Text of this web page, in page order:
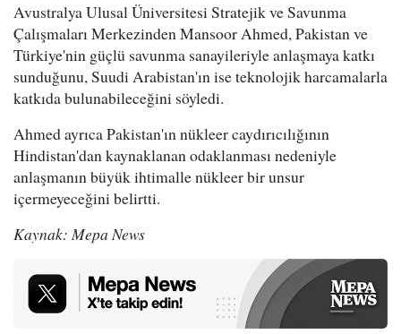
Avustralya Ulusal Üniversitesi Stratejik ve Savunma
Çalışmaları Merkezinden Mansoor Ahmed, Pakistan ve
Türkiye'nin güçlü savunma sanayileriyle anlaşmaya katkı
sunduğunu, Suudi Arabistan'ın ise teknolojik harcamalarla
katkıda bulunabileceğini söyledi.
Ahmed ayrıca Pakistan'ın nükleer caydırıcılığının
Hindistan'dan kaynaklanan odaklanması nedeniyle
anlaşmanın büyük ihtimalle nükleer bir unsur
içermeyeceğini belirtti.
Kaynak: Mepa News